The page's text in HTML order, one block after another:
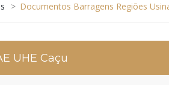
> Documentos Barragens Regiões
UHE Caçu